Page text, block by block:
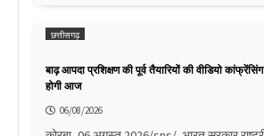
छत्तीसगढ़
बाढ़ आपदा प्रशिक्षण की पूर्व तैयारियों की वीडियो
होगी आज
06/08/2026